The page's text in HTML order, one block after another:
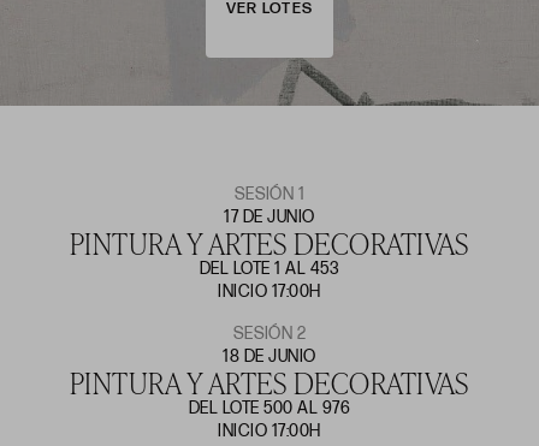
VER LOTES
SESIÓN 1
17 DE JUNIO
PINTURA Y ARTES DECORATIVAS
DEL LOTE 1 AL 453
INICIO 17:00H
SESIÓN 2
18 DE JUNIO
PINTURA Y ARTES DECORATIVAS
DEL LOTE 500 AL 976
INICIO 17:00H